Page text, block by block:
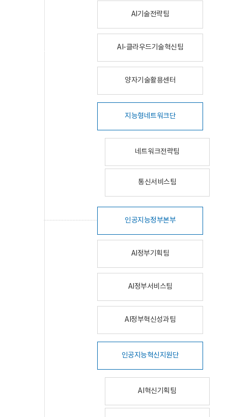
AI기술전략팀
AI-클라우드기술혁신팀
양자기술활용센터
지능형네트워크단
네트워크전략팀
통신서비스팀
인공지능정부본부
AI정부기획팀
AI정부서비스팀
AI정부혁신성과팀
인공지능혁신지원단
AI혁신기획팀